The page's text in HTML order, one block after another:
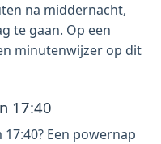
na middernacht,
te gaan. Op een
minutenwijzer op dit
17:40
Een powernap